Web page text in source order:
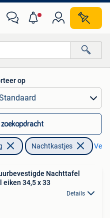
op
zoekopdracht
Nachtkastjes
Nachttafel
eiken 34,5 x 33
Details